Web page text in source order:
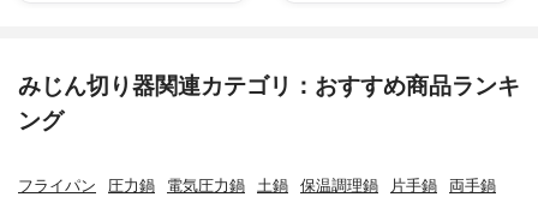
みじん切り器関連カテゴリ：おすすめ商品ランキ
ング
フライパン 圧力鍋 電気圧力鍋 土鍋 保温調理鍋 片手鍋 両手鍋